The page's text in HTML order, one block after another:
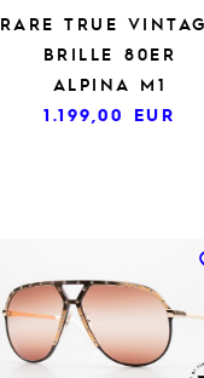
RARE TRUE
BRILLE 80ER
ALPINA M1
1.199,00 EUR